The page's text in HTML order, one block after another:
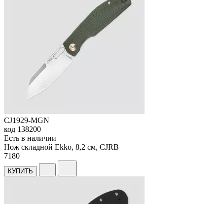
CJ1929-MGN
код 138200
Есть в наличии
Нож складной Ekko, 8,2 см, CJRB
7180
КУПИТЬ